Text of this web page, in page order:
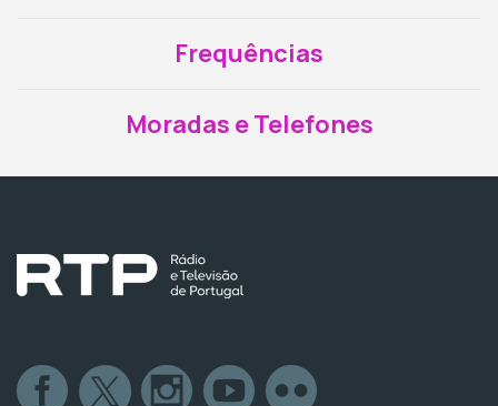
Frequências
Moradas e Telefones